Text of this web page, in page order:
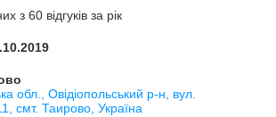
з 60 відгуків за рік
обл., Овідіопольський р-н, вул.
смт. Таирово, Україна